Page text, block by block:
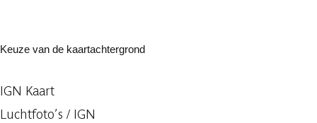
Keuze van de kaartachtergrond
IGN Kaart
Luchtfoto’s / IGN